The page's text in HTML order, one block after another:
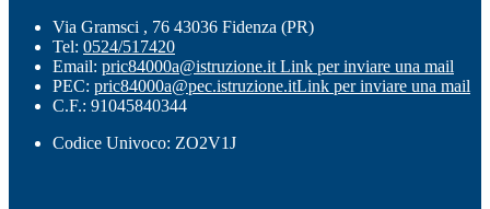
Via Gramsci , 76 43036 Fidenza (PR)
Tel: 0524/517420
Email: pric84000a@istruzione.it Link per inviare una mail
PEC: pric84000a@pec.istruzione.itLink per inviare una mail
C.F.: 91045840344
Codice Univoco: ZO2V1J